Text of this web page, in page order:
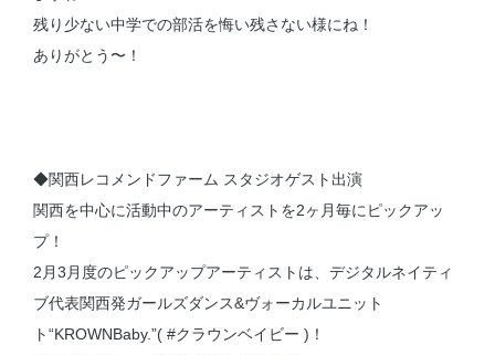
残り少ない中学での部活を悔い残さない様にね！
ありがとう〜！
◆関西レコメンドファーム スタジオゲスト出演
関西を中心に活動中のアーティストを2ヶ月毎にピックアッ
プ！
2月3月度のピックアップアーティストは、デジタルネイティ
ブ代表関西発ガールズダンス&ヴォーカルユニット
ト“KROWNBaby.”( #クラウンベイビー )！